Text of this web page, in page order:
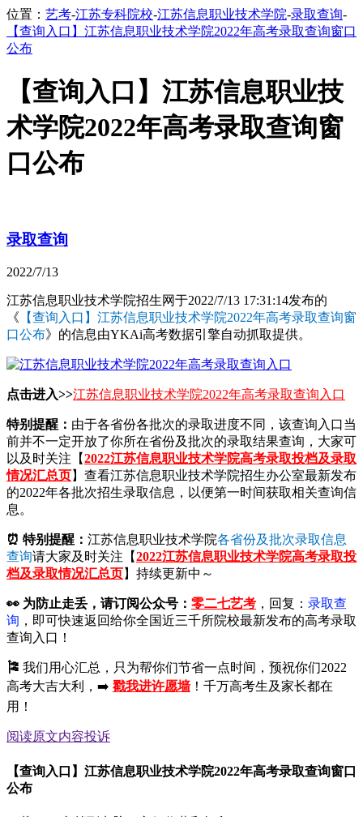
位置： 艺考-江苏专科院校-江苏信息职业技术学院-录取查询-
【查询入口】江苏信息职业技术学院2022年高考录取查询窗口
公布
【查询入口】江苏信息职业技
术学院2022年高考录取查询窗
口公布
录取查询
2022/7/13
江苏信息职业技术学院招生网于2022/7/13 17:31:14发布的
《 【查询入口】江苏信息职业技术学院2022年高考录取查询窗
口公布》的信息由YKAi高考数据引擎自动抓取提供。
点击进入>>江苏信息职业技术学院2022年高考录取查询入口
特别提醒： 由于各省份各批次的录取进度不同，该查询入口当
前并不一定开放了你所在省份及批次的录取结果查询，大家可
以及时关注【2022江苏信息职业技术学院高考录取投档及录取
情况汇总页】查看江苏信息职业技术学院招生办公室最新发布
的2022年各批次招生录取信息，以便第一时间获取相关查询信
息。
⏰ 特别提醒： 江苏信息职业技术学院各省份及批次录取信息
查询请大家及时关注【2022江苏信息职业技术学院高考录取投
档及录取情况汇总页】持续更新中～
👀 为防止走丢，请订阅公众号： 零二七艺考 ，回复： 录取查
询 ，即可快速返回给你全国近三千所院校最新发布的高考录取
查询入口！
🎏 我们用心汇总，只为帮你们节省一点时间，预祝你们2022
高考大吉大利，➡️ 戳我进许愿墙！千万高考生及家长都在
用！
阅读原文内容投诉
【查询入口】江苏信息职业技术学院2022年高考录取查询窗口
公布